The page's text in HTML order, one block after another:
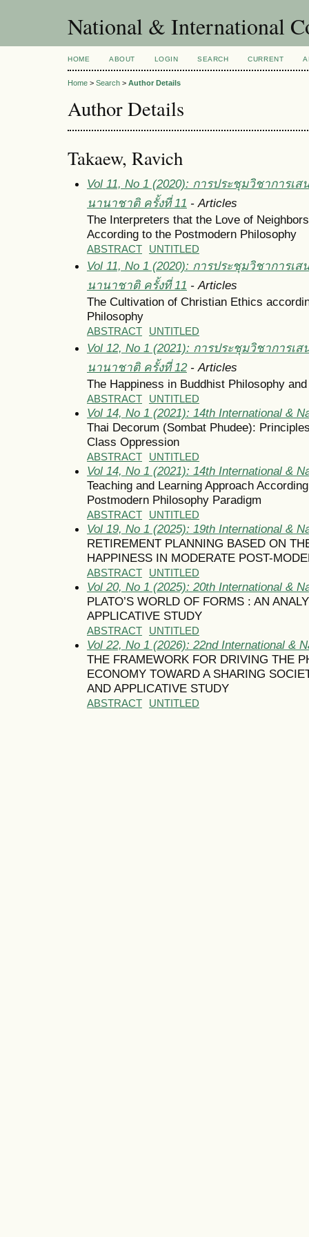
National & International
HOME ABOUT LOGIN SEARCH CURRENT
Home > Search > Author Details
Author Details
Takaew, Ravich
Vol 11, No 1 (2020): การประชุมวิชาการเ
นานาชาติ ครั้งที่ 11 - Articles
The Interpreters that the Love of
According to the Postmodern Philosophy
ABSTRACT UNTITLED
Vol 11, No 1 (2020): การประชุมวิชาการเ
นานาชาติ ครั้งที่ 11 - Articles
The Cultivation of Christian Ethics
Philosophy
ABSTRACT UNTITLED
Vol 12, No 1 (2021): การประชุมวิชาการเ
นานาชาติ ครั้งที่ 12- Articles
The Happiness in Buddhist Philosophy
ABSTRACT UNTITLED
Vol 14, No 1 (2021): 14th International &
Thai Decorum (Sombat Phudee):
Class Oppression
ABSTRACT UNTITLED
Vol 14, No 1 (2021): 14th International &
Teaching and Learning Approach
Postmodern Philosophy Paradigm
ABSTRACT UNTITLED
Vol 19, No 1 (2025): 19th International &
RETIREMENT PLANNING BASED ON
HAPPINESS IN MODERATE POST-
ABSTRACT UNTITLED
Vol 20, No 1 (2025): 20th International &
PLATO’S WORLD OF FORMS : AN
APPLICATIVE STUDY
ABSTRACT UNTITLED
Vol 22, No 1 (2026): 22nd International &
THE FRAMEWORK FOR DRIVING THE
ECONOMY TOWARD A SHARING
AND APPLICATIVE STUDY
ABSTRACT UNTITLED